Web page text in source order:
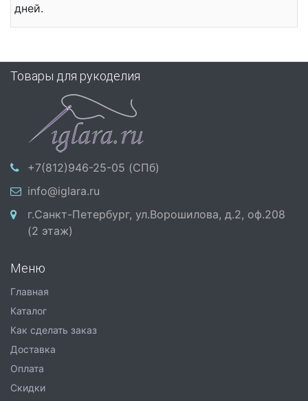
дней.
Товары для рукоделия
+7(812)946-25-05 (СПб)
info@iglara.ru
г.Санкт-Петербург, ул.Ворошилова, д.2, оф.208
(2 этаж)
Меню
Главная
Каталог
Как сделать заказ
Доставка
Оплата
Скидки